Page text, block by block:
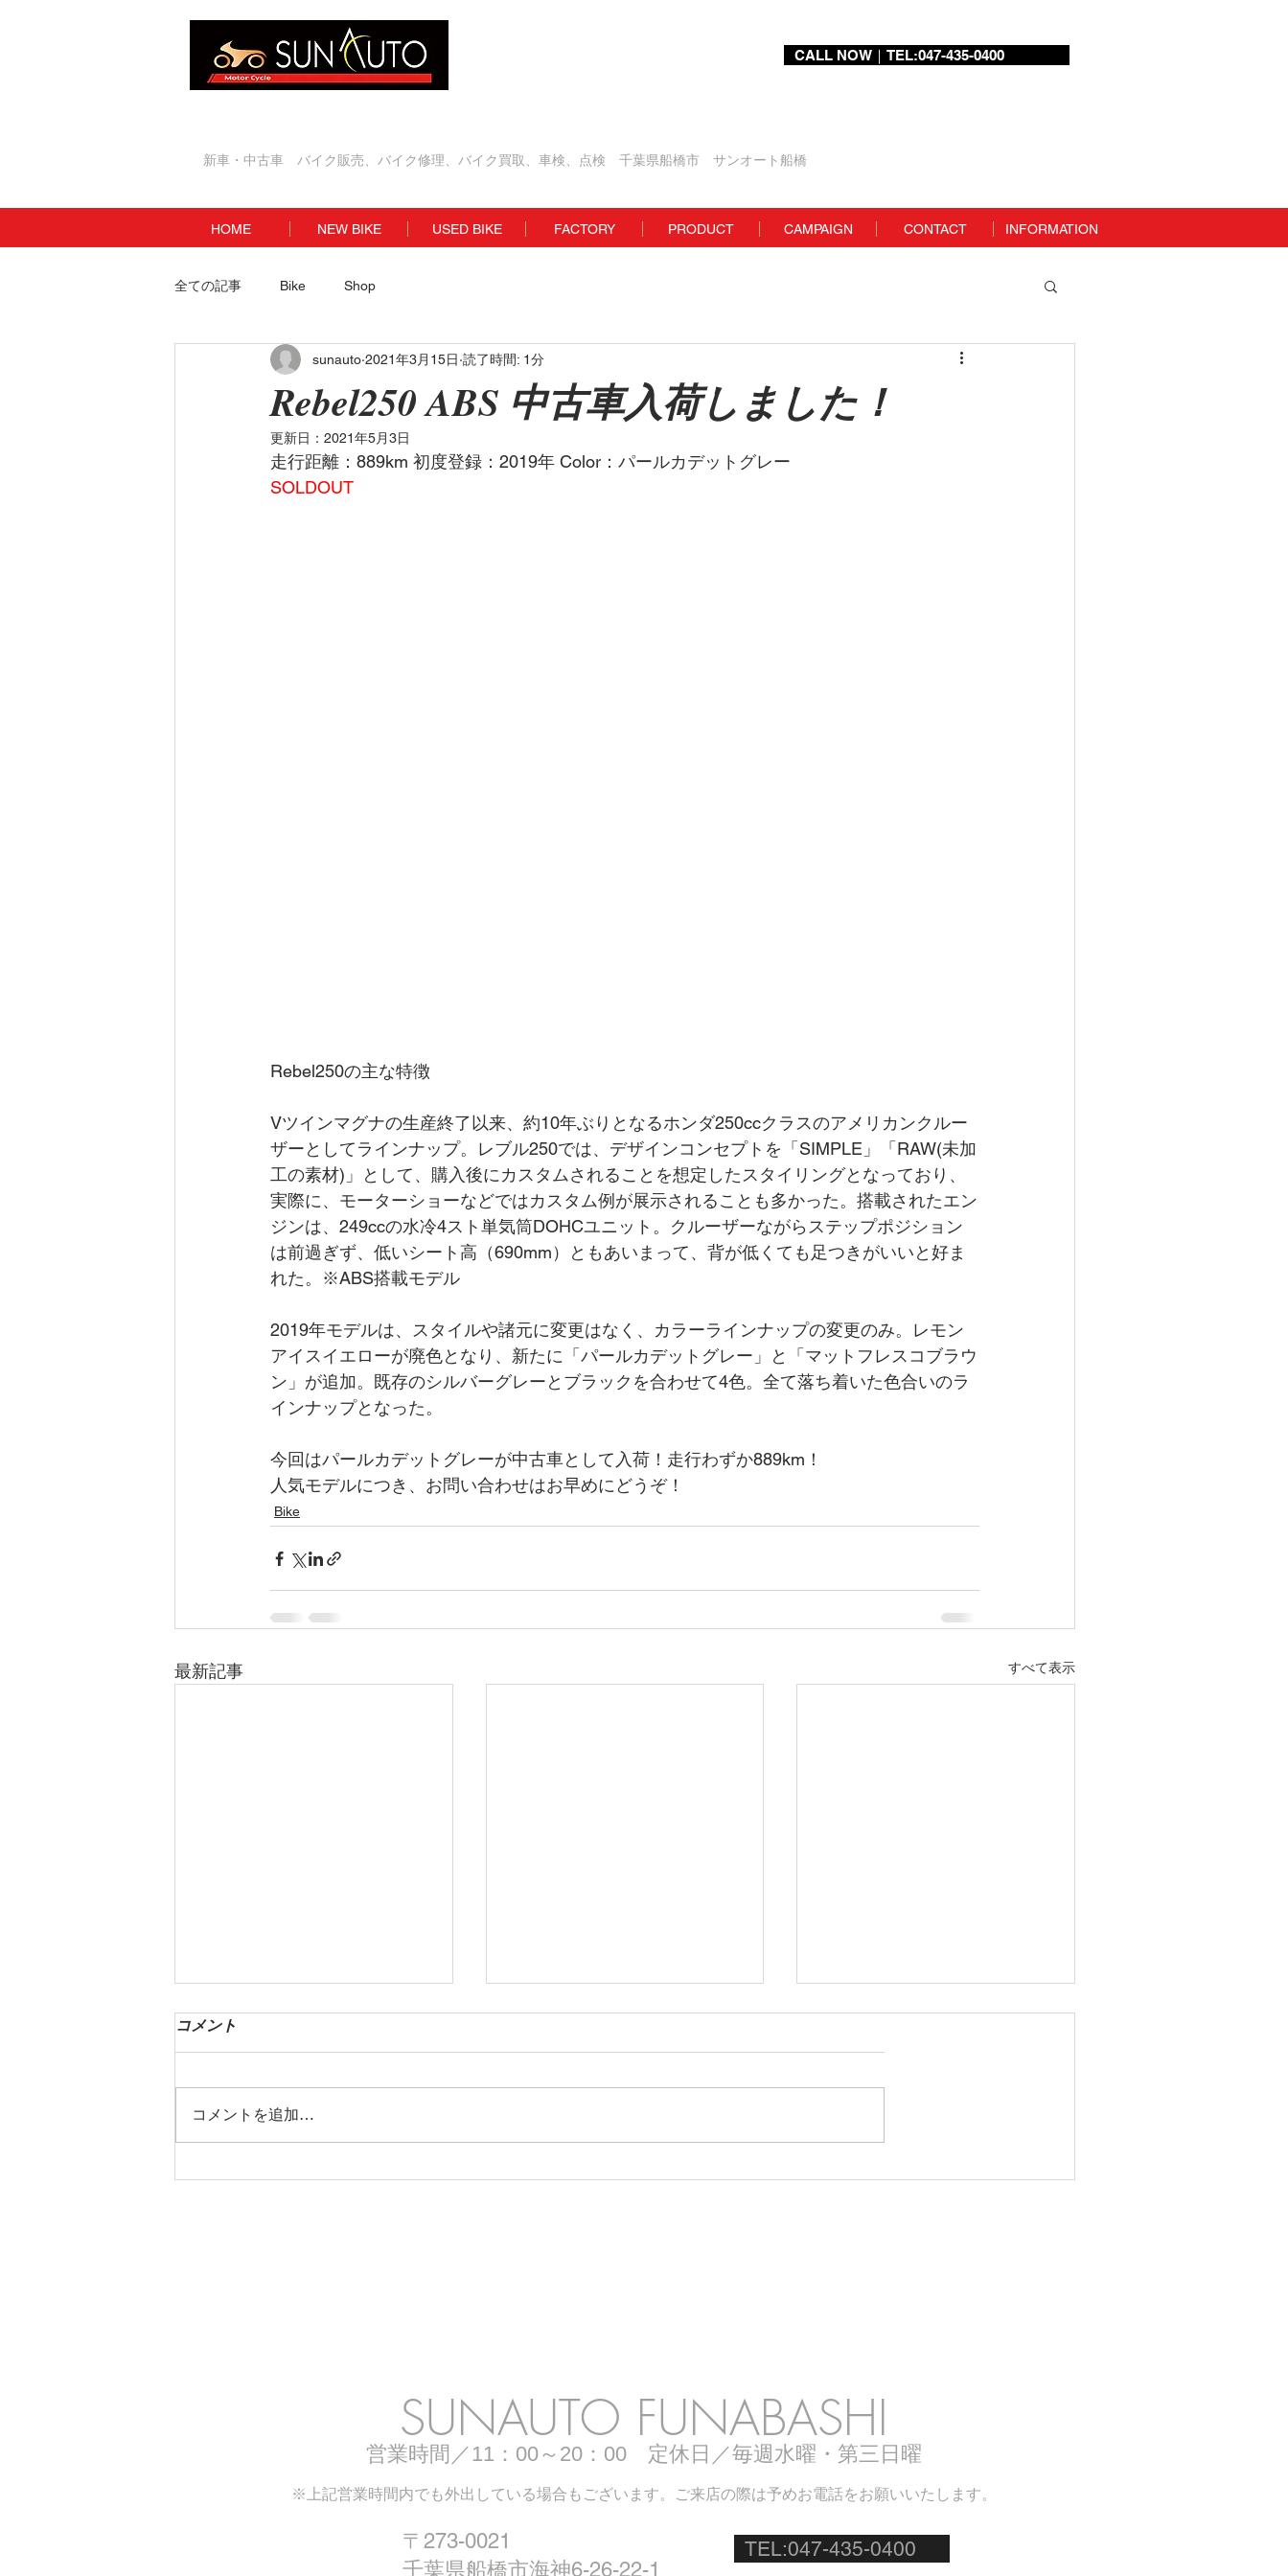
CALL NOW｜TEL:047-435-0400
新車・中古車 バイク販売、バイク修理、バイク買取、車検、点検 千葉県船橋市 サンオート船橋
HOME NEW BIKE USED BIKE FACTORY PRODUCT CAMPAIGN CONTACT INFORMATION
全ての記事 Bike Shop
Rebel250 ABS 中古車入荷しました！
sunauto 2021年3月15日 読了時間: 1分
更新日： 2021年5月3日
走行距離：889km 初度登録：2019年 Color：パールカデットグレー
SOLDOUT
Rebel250の主な特徴
Vツインマグナの生産終了以来、約10年ぶりとなるホンダ250ccクラスのアメリカンクルー
ザーとしてラインナップ。レブル250では、デザインコンセプトを「SIMPLE」「RAW(未加
工の素材)」として、購入後にカスタムされることを想定したスタイリングとなっており、
実際に、モーターショーなどではカスタム例が展示されることも多かった。搭載されたエン
ジンは、249ccの水冷4スト単気筒DOHCユニット。クルーザーながらステップポジション
は前過ぎず、低いシート高（690mm）ともあいまって、背が低くても足つきがいいと好ま
れた。※ABS搭載モデル
2019年モデルは、スタイルや諸元に変更はなく、カラーラインナップの変更のみ。レモン
アイスイエローが廃色となり、新たに「パールカデットグレー」と「マットフレスコブラウ
ン」が追加。既存のシルバーグレーとブラックを合わせて4色。全て落ち着いた色合いのラ
インナップとなった。
今回はパールカデットグレーが中古車として入荷！走行わずか889km！
人気モデルにつき、お問い合わせはお早めにどうぞ！
Bike
最新記事 すべて表示
CT125ハンターカブ 中古車
グラストラッカービッグボー
シャドウカスタム400 中古車
コメント
コメントを追加…
SUNAUTO FUNABASHI
営業時間／11：00～20：00 定休日／毎週水曜・第三日曜
※上記営業時間内でも外出している場合もございます。ご来店の際は予めお電話をお願いいたします。
〒273-0021
千葉県船橋市海神6-26-22-1
TEL:047-435-0400